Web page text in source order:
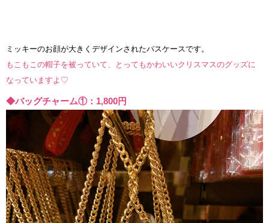
ミッキーのお顔が大きくデザインされたパスケースです。
もこもこの帽子を被っていて、とってもかわいいクリスマスのグッズに
なっていますよ♡
◆バッグチャーム①：1,800円